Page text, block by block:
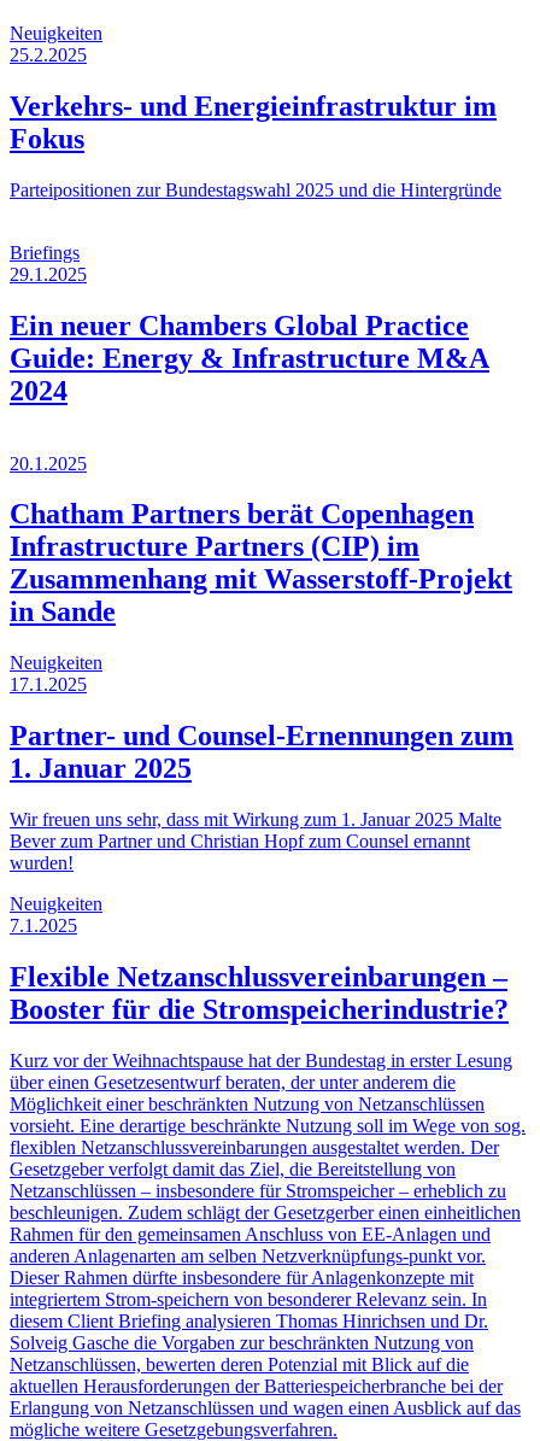
Neuigkeiten
25.2.2025
Verkehrs- und Energieinfrastruktur im
Fokus
Parteipositionen zur Bundestagswahl 2025 und die Hintergründe
Briefings
29.1.2025
Ein neuer Chambers Global Practice
Guide: Energy & Infrastructure M&A
2024
20.1.2025
Chatham Partners berät Copenhagen
Infrastructure Partners (CIP) im
Zusammenhang mit Wasserstoff-Projekt
in Sande
Neuigkeiten
17.1.2025
Partner- und Counsel-Ernennungen zum
1. Januar 2025
Wir freuen uns sehr, dass mit Wirkung zum 1. Januar 2025 Malte
Bever zum Partner und Christian Hopf zum Counsel ernannt
wurden!
Neuigkeiten
7.1.2025
Flexible Netzanschlussvereinbarungen –
Booster für die Stromspeicherindustrie?
Kurz vor der Weihnachtspause hat der Bundestag in erster Lesung
über einen Gesetzesentwurf beraten, der unter anderem die
Möglichkeit einer beschränkten Nutzung von Netzanschlüssen
vorsieht. Eine derartige beschränkte Nutzung soll im Wege von sog.
flexiblen Netzanschlussvereinbarungen ausgestaltet werden. Der
Gesetzgeber verfolgt damit das Ziel, die Bereitstellung von
Netzanschlüssen – insbesondere für Stromspeicher – erheblich zu
beschleunigen. Zudem schlägt der Gesetzgerber einen einheitlichen
Rahmen für den gemeinsamen Anschluss von EE-Anlagen und
anderen Anlagenarten am selben Netzverknüpfungs-punkt vor.
Dieser Rahmen dürfte insbesondere für Anlagenkonzepte mit
integriertem Strom-speichern von besonderer Relevanz sein. In
diesem Client Briefing analysieren Thomas Hinrichsen und Dr.
Solveig Gasche die Vorgaben zur beschränkten Nutzung von
Netzanschlüssen, bewerten deren Potenzial mit Blick auf die
aktuellen Herausforderungen der Batteriespeicherbranche bei der
Erlangung von Netzanschlüssen und wagen einen Ausblick auf das
mögliche weitere Gesetzgebungsverfahren.